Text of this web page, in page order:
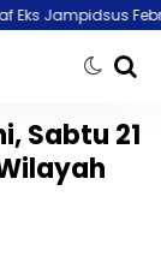
Febrie
Sabtu 21